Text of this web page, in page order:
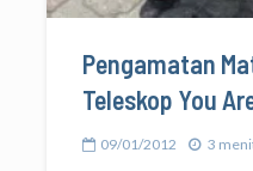
Pengamatan
Teleskop You
09/01/2012 3